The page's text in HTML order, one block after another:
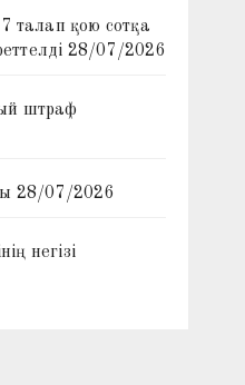
талап қою сотқа
28/07/2026
штраф
28/07/2026
негізі